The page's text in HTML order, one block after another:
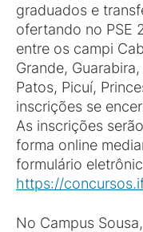
graduados e
ofertando no PSE
entre os campi
Grande,
Patos, Picuí,
inscrições se
As inscrições
forma online
formulário
https://
No Campus